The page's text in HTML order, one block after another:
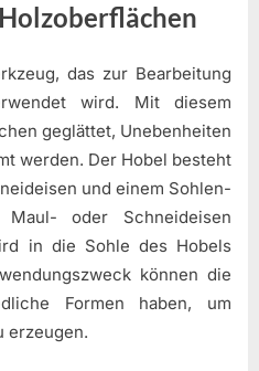
das zur Bearbeitung
wird. Mit diesem
geglättet, Unebenheiten
werden. Der Hobel besteht
und einem Sohlen-
oder Schneideisen
in die Sohle des Hobels
können die
Formen haben, um
erzeugen.